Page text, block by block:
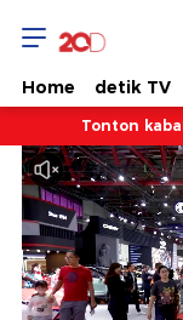
Home detik TV
Tonton